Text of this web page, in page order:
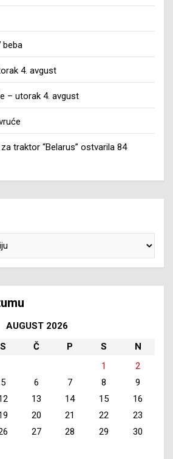
beba
4. avgust
– utorak 4. avgust
traktor “Belarus” ostvarila 84
AUGUST 2026
S Č P S
N
1
2
5 6 7 8
9
13 14 15
16
20 21 22
23
27 28 29
30